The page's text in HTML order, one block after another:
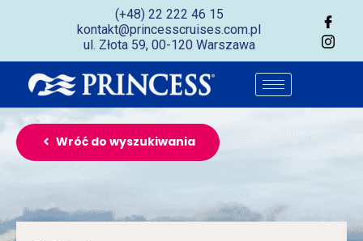
(+48) 22 222 46 15
kontakt@princesscruises.com.pl
ul. Złota 59, 00-120 Warszawa
Wróć do wyszukiwania